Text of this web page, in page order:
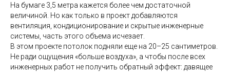
На бумаге 3,5 метра кажется более чем достаточной
величиной. Но как только в проект добавляются
вентиляция, кондиционирование и скрытые инженерные
системы, часть этого объема исчезает.
В этом проекте потолок подняли еще на 20–25 сантиметров.
Не ради ощущения «больше воздуха», а чтобы после всех
инженерных работ не получить обратный эффект: давящее